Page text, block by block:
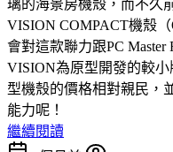
璃的海景房機殼，而不久
VISION COMPACT機殼
會對這款聯力跟PC Master
VISION為原型開發的較
型機殼的價格相對親民，
能力呢！
繼續閱讀